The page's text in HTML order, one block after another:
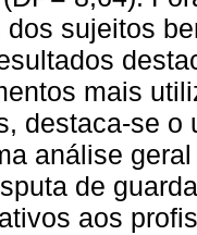
sujeitos
mais
destaca-se
análise
de
aos